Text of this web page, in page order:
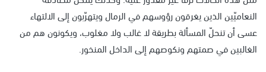
النعاميّين الذين يغرقون رؤوسهم في الرمال ويتهرّبون إلى الالتهاء
عسى أن تنحلّ المسألة بطريقة لا غالب ولا مغلوب، ويكونون هم من
الغالبين في صمتهم ونكوصهم إلى الداخل المنخور.